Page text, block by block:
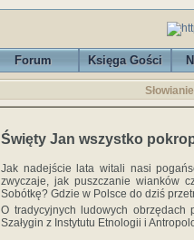
Forum Księga Gości
Święty Jan wszystko
Jak nadejście lata witali nasi
zwyczaje, jak puszczanie wianków
Sobótkę? Gdzie w Polsce do dziś
O tradycyjnych ludowych
Szałygin z Instytutu Etnologii i